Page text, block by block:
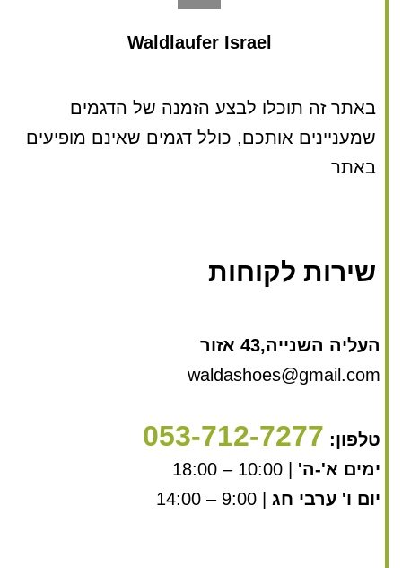
Waldlaufer Israel
באתר זה תוכלו לבצע הזמנה של הדגמים
שמעניינים אותכם, כולל דגמים שאינם מופיעים
באתר
שירות לקוחות
העליה השנייה,43 אזור
waldashoes@gmail.com
טלפון: 053-712-7277
ימים א'-ה' | 10:00 – 18:00
יום ו' ערבי חג | 9:00 – 14:00